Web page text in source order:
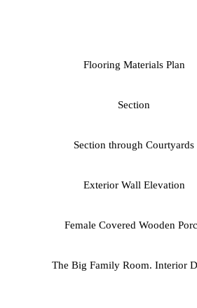
Flooring Materials Plan
Section
Section through Courtyards
Exterior Wall Elevation
Female Covered Wooden
The Big Family Room. Interior